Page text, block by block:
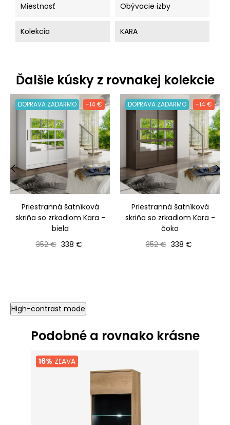
Miestnosť Obývacie izby
Kolekcia KARA
Ďalšie kúsky z rovnakej kolekcie
DOPRAVA ZADARMO -14 €
Priestranná šatníková
skriňa so zrkadlom Kara -
biela
Bežná cena
352 € Cena
338 €
DOPRAVA ZADARMO -14 €
Priestranná šatníková
skriňa so zrkadlom Kara -
čoko
Bežná cena
352 € Cena
338 €
‹ ›
High-contrast mode
Podobné a rovnako krásne
16% ZĽAVA